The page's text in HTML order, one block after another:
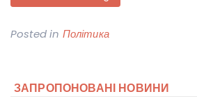
Posted in Політика